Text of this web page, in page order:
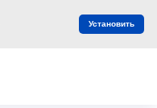
Установить